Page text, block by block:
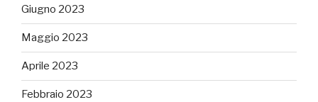
Giugno 2023
Maggio 2023
Aprile 2023
Febbraio 2023